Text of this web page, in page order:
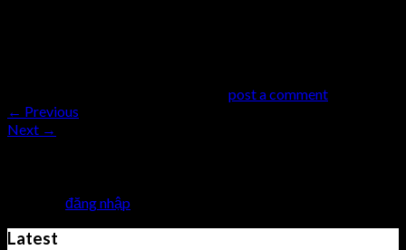
post a comment
← Previous
Next →
đăng nhập
Latest